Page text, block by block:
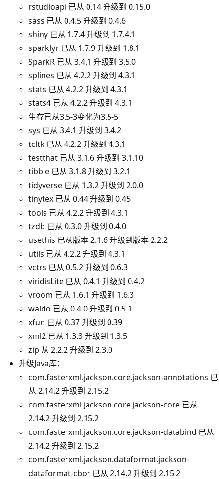
rstudioapi 已从 0.14 升级到 0.15.0
sass 已从 0.4.5 升级到 0.4.6
shiny 已从 1.7.4 升级到 1.7.4.1
sparklyr 已从 1.7.9 升级到 1.8.1
SparkR 已从 3.4.1 升级到 3.5.0
splines 已从 4.2.2 升级到 4.3.1
stats 已从 4.2.2 升级到 4.3.1
stats4 已从 4.2.2 升级到 4.3.1
生存已从3.5-3变化为3.5-5
sys 已从 3.4.1 升级到 3.4.2
tcltk 已从 4.2.2 升级到 4.3.1
testthat 已从 3.1.6 升级到 3.1.10
tibble 已从 3.1.8 升级到 3.2.1
tidyverse 已从 1.3.2 升级到 2.0.0
tinytex 已从 0.44 升级到 0.45
tools 已从 4.2.2 升级到 4.3.1
tzdb 已从 0.3.0 升级到 0.4.0
usethis 已从版本 2.1.6 升级到版本 2.2.2
utils 已从 4.2.2 升级到 4.3.1
vctrs 已从 0.5.2 升级到 0.6.3
viridisLite 已从 0.4.1 升级到 0.4.2
vroom 已从 1.6.1 升级到 1.6.3
waldo 已从 0.4.0 升级到 0.5.1
xfun 已从 0.37 升级到 0.39
xml2 已从 1.3.3 升级到 1.3.5
zip 从 2.2.2 升级到 2.3.0
升级Java库：
com.fasterxml.jackson.core.jackson-annotations 已
从 2.14.2 升级到 2.15.2
com.fasterxml.jackson.core.jackson-core 已从
2.14.2 升级到 2.15.2
com.fasterxml.jackson.core.jackson-databind 已从
2.14.2 升级到 2.15.2
com.fasterxml.jackson.dataformat.jackson-
dataformat-cbor 已从 2.14.2 升级到 2.15.2